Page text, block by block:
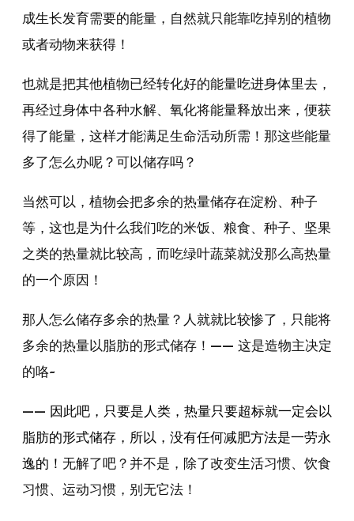
成生长发育需要的能量，自然就只能靠吃掉别的植物
或者动物来获得！
也就是把其他植物已经转化好的能量吃进身体里去，
再经过身体中各种水解、氧化将能量释放出来，便获
得了能量，这样才能满足生命活动所需！那这些能量
多了怎么办呢？可以储存吗？
当然可以，植物会把多余的热量储存在淀粉、种子
等，这也是为什么我们吃的米饭、粮食、种子、坚果
之类的热量就比较高，而吃绿叶蔬菜就没那么高热量
的一个原因！
那人怎么储存多余的热量？人就就比较惨了，只能将
多余的热量以脂肪的形式储存！—— 这是造物主决定
的咯~
—— 因此吧，只要是人类，热量只要超标就一定会以
脂肪的形式储存，所以，没有任何减肥方法是一劳永
逸的！ 无解了吧？并不是，除了改变生活习惯、饮食
习惯、运动习惯，别无它法！